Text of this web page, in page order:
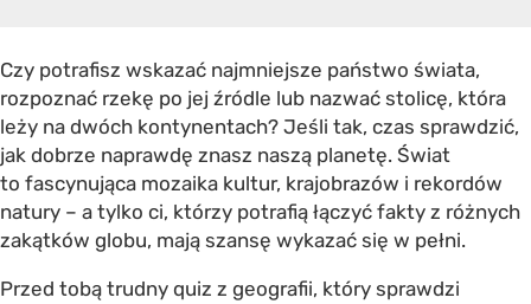
Czy potrafisz wskazać najmniejsze państwo świata,
rozpoznać rzekę po jej źródle lub nazwać stolicę, która
leży na dwóch kontynentach? Jeśli tak, czas sprawdzić,
jak dobrze naprawdę znasz naszą planetę. Świat
to fascynująca mozaika kultur, krajobrazów i rekordów
natury – a tylko ci, którzy potrafią łączyć fakty z różnych
zakątków globu, mają szansę wykazać się w pełni.
Przed tobą trudny quiz z geografii, który sprawdzi